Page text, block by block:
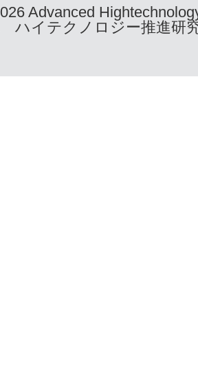
Advanced
ハイテクノロジー推進研